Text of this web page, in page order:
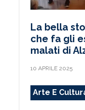
La bella
che fa gli
malati di
10 APRILE 2025
Arte E